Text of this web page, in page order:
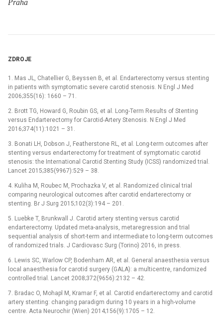
Praha
ZDROJE
1. Mas JL, Chatellier G, Beys­sen B, et al. Endarterectomy versus stent­ing
in patients with symp­tomatic severe carotid stenosis. N Engl J Med
2006;355(16): 1660 –⁠ 71.
2. Brott TG, Howard G, Roubin GS, et al. Long-Term Results of Stent­ing
versus Endarterectomy for Carotid-Artery Stenosis. N Engl J Med
2016;374(11):1021 –⁠ 31.
3. Bonati LH, Dobson J, Featherstone RL, et al. Long-term outcomes after
stent­ing versus endarterectomy for treatment of symp­tomatic carotid
stenosis: the International Carotid Stent­ing Study (ICSS) randomized trial.
Lancet 2015;385(9967):529 –⁠ 38.
4. Kuliha M, Roubec M, Prochazka V, et al. Randomized clinical trial
comparing neurological outcomes after carotid endarterectomy or
stenting. Br J Surg 2015;102(3):194 –⁠ 201.
5. Luebke T, Brunkwall J. Carotid artery stent­ing versus carotid
endarterectomy. Updated meta-analysis, metaregres­sion and trial
sequential analysis of short-term and intermediate to long-term outcomes
of randomized trials. J Cardiovasc Surg (Torino) 2016, in pres­s.
6. Lewis SC, Warlow CP, Bodenham AR, et al. General anaesthesia versus
local anaesthesia for carotid surgery (GALA): a multicentre, randomized
control­led trial. Lancet 2008;372(9656):2132 –⁠ 42.
7. Bradac O, Mohapl M, Kramar F, et al. Carotid endarterectomy and carotid
artery stenting: chang­ing paradigm dur­ing 10 years in a high-volume
centre. Acta Neurochir (Wien) 2014;156(9):1705 –⁠ 12.